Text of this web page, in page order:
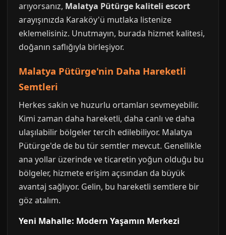
arıyorsanız, Malatya Pütürge kaliteli escort
arayışınızda Karaköy'ü mutlaka listenize
eklemelisiniz. Unutmayın, burada hizmet kalitesi,
doğanın saflığıyla birleşiyor.
Malatya Pütürge'nin Daha Hareketli
Semtleri
Herkes sakin ve huzurlu ortamları sevmeyebilir.
Kimi zaman daha hareketli, daha canlı ve daha
ulaşılabilir bölgeler tercih edilebiliyor. Malatya
Pütürge'de de bu tür semtler mevcut. Genellikle
ana yollar üzerinde ve ticaretin yoğun olduğu bu
bölgeler, hizmete erişim açısından da büyük
avantaj sağlıyor. Gelin, bu hareketli semtlere bir
göz atalım.
Yeni Mahalle: Modern Yaşamın Merkezi